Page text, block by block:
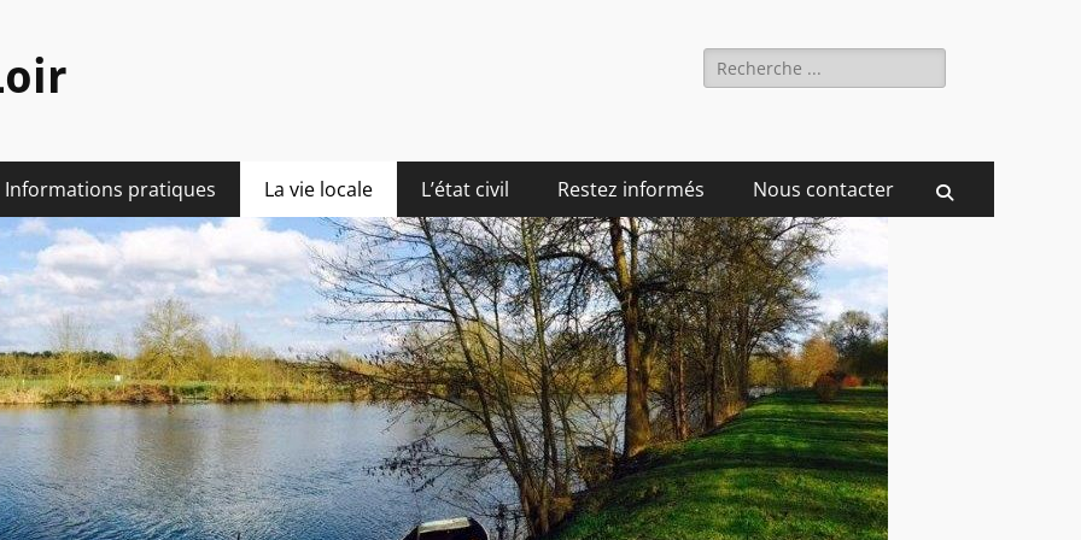
Rechercher :
Informations pratiques La vie locale L’état civil Restez informés Nous contacter